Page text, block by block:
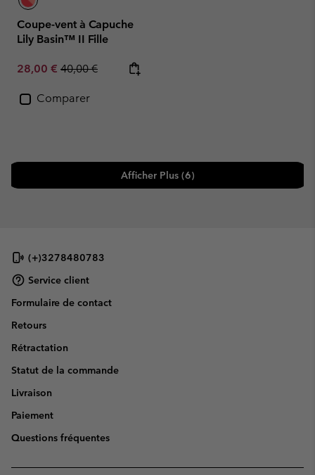
Coupe-vent à Capuche
Lily Basin™ II Fille
Sale price:
28,00 € Regular price:
40,00 €
Comparer
Afficher Plus (6)
(+)3278480783
Service client
Formulaire de contact
Retours
Rétractation
Statut de la commande
Livraison
Paiement
Questions fréquentes